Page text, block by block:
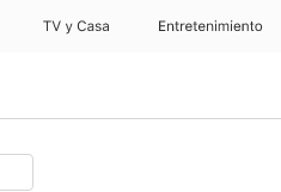
TV & Casa Entretenimiento